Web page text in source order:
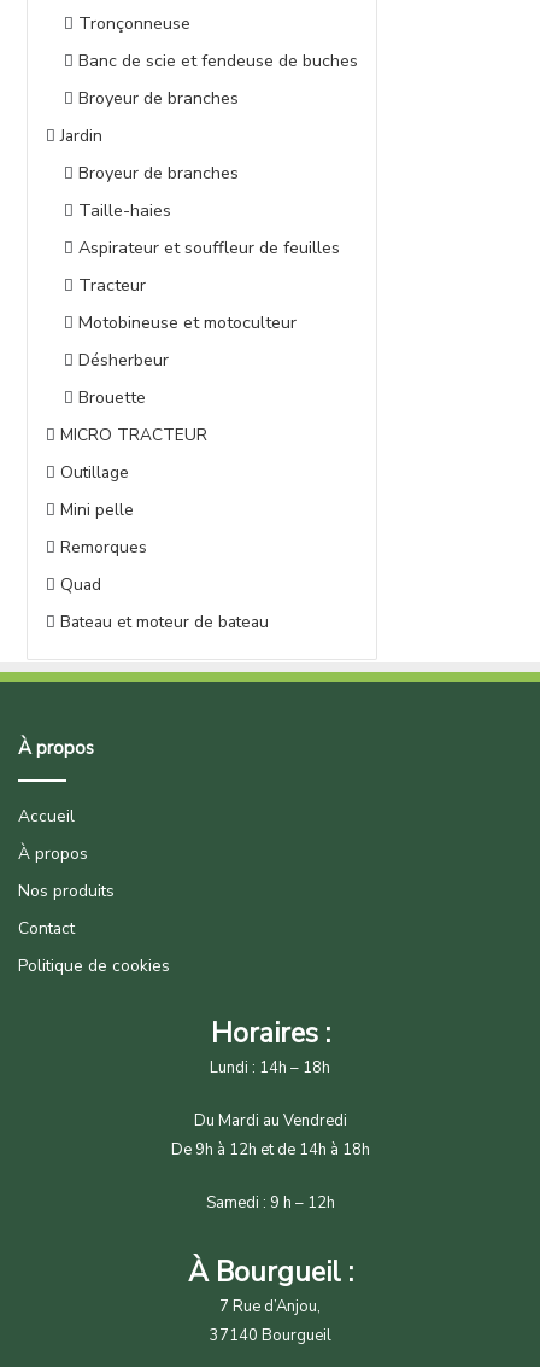
Tronçonneuse
Banc de scie et fendeuse de buches
Broyeur de branches
Jardin
Broyeur de branches
Taille-haies
Aspirateur et souffleur de feuilles
Tracteur
Motobineuse et motoculteur
Désherbeur
Brouette
MICRO TRACTEUR
Outillage
Mini pelle
Remorques
Quad
Bateau et moteur de bateau
À propos
Accueil
À propos
Nos produits
Contact
Politique de cookies
Horaires :
Lundi : 14h – 18h
Du Mardi au Vendredi
De 9h à 12h et de 14h à 18h
Samedi : 9 h – 12h
À Bourgueil :
7 Rue d’Anjou,
37140 Bourgueil